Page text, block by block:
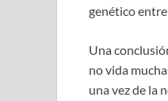
genético
Una
no vida
una vez de la